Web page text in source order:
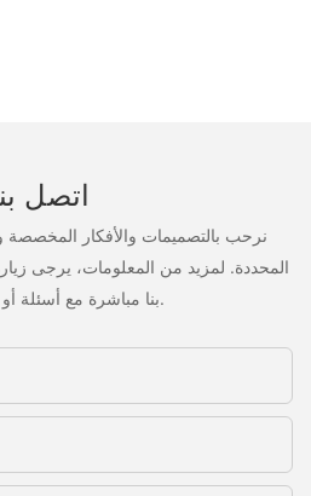
اتصل
نرحب بالتصميمات والأفكار المخصصة
المحددة. لمزيد من المعلومات، يرجى
بنا مباشرة مع أسئلة أو استفسارات.